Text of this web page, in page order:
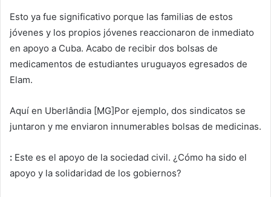
Esto ya fue significativo porque las familias de estos
jóvenes y los propios jóvenes reaccionaron de inmediato
en apoyo a Cuba. Acabo de recibir dos bolsas de
medicamentos de estudiantes uruguayos egresados ​​de
Elam.
Aquí en Uberlândia [MG]Por ejemplo, dos sindicatos se
juntaron y me enviaron innumerables bolsas de medicinas.
: Este es el apoyo de la sociedad civil. ¿Cómo ha sido el
apoyo y la solidaridad de los gobiernos?